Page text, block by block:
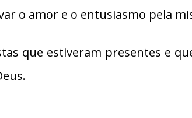
o amor e o entusiasmo pela
que estiveram presentes e